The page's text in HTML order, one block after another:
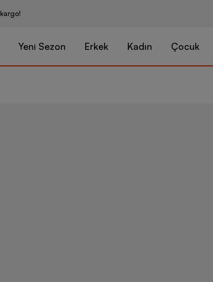
kargo!
Yeni Sezon Erkek Kadın Çocuk